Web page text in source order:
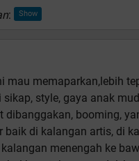
:
mau memaparkan,lebih
style, gaya anak
dibanggakan, booming,
baik di kalangan artis, di
menengah ke